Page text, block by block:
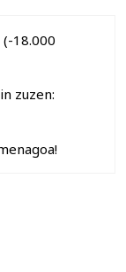
18.000
zuzen: